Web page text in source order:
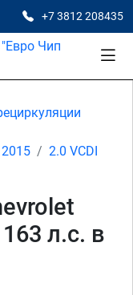
+7 3812 208435
2.0 VCDI
л.с. в